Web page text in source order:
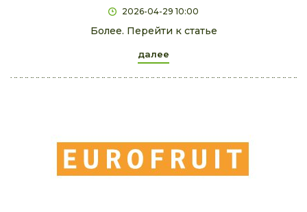
2026-04-29 10:00
Более. Перейти к статье
далее